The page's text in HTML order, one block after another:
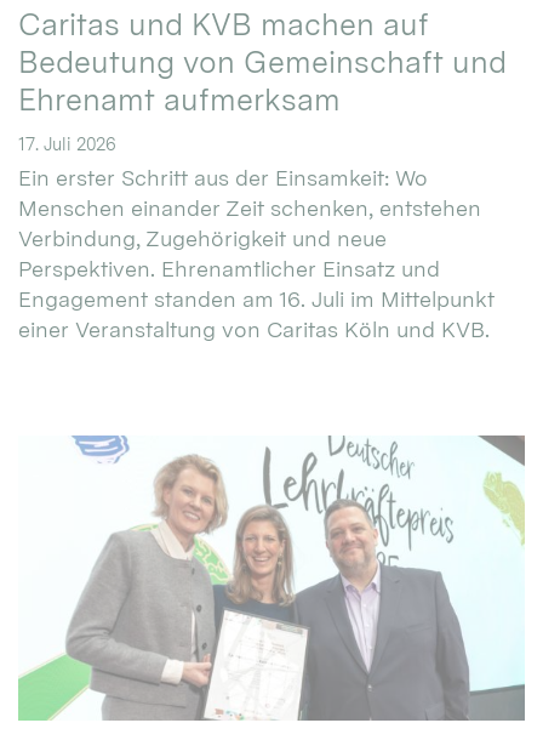
Caritas und KVB machen auf
Bedeutung von Gemeinschaft und
Ehrenamt aufmerksam
17. Juli 2026
Ein erster Schritt aus der Einsamkeit: Wo
Menschen einander Zeit schenken, entstehen
Verbindung, Zugehörigkeit und neue
Perspektiven. Ehrenamtlicher Einsatz und
Engagement standen am 16. Juli im Mittelpunkt
einer Veranstaltung von Caritas Köln und KVB.